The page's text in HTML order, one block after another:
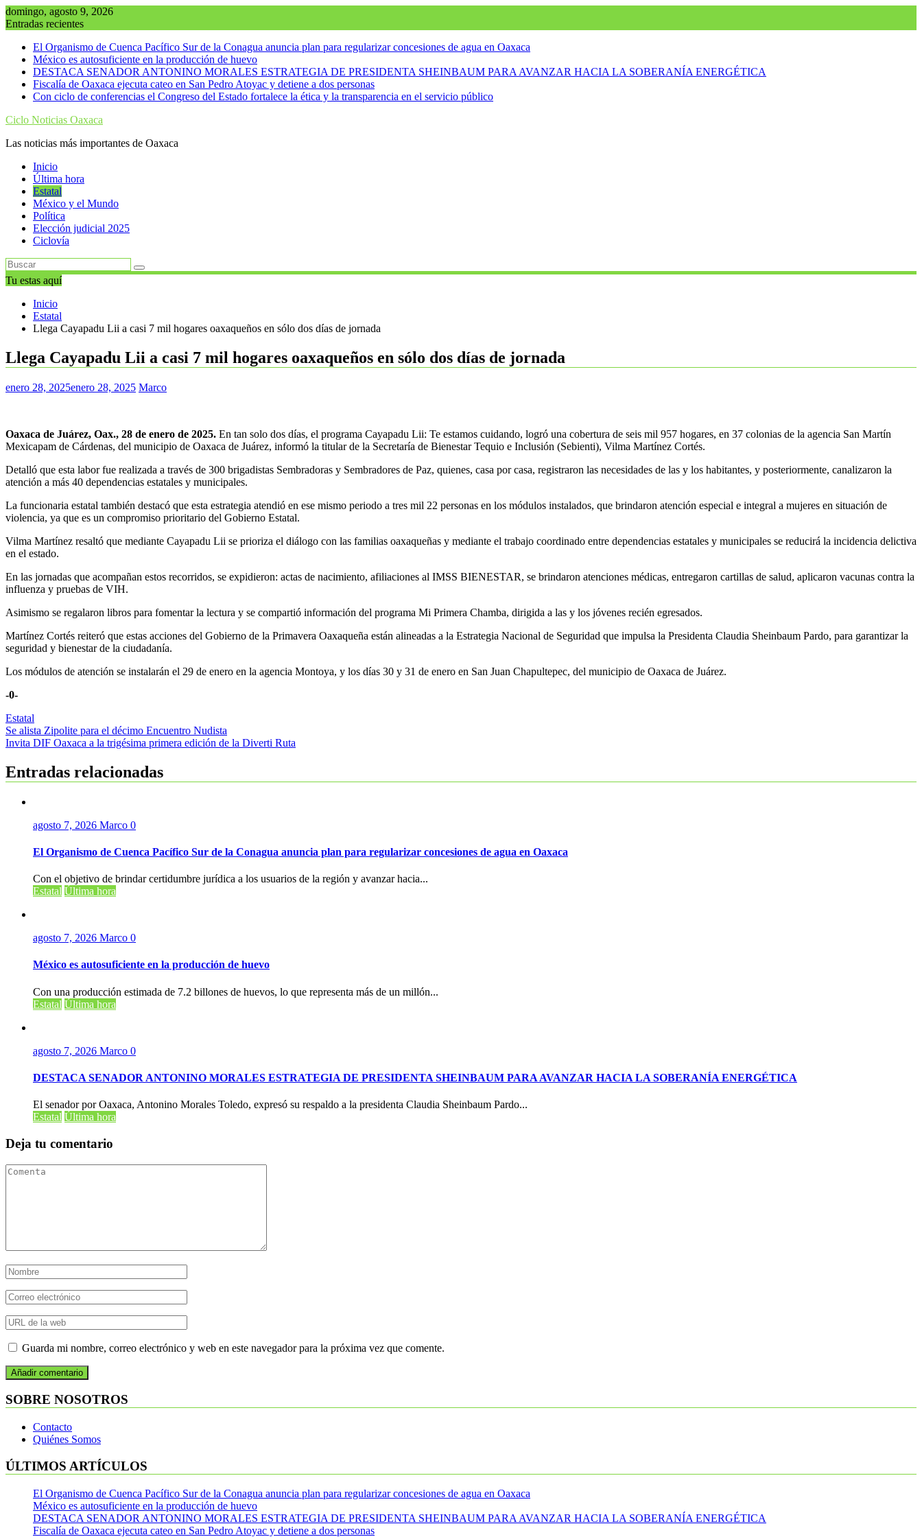
Saltar
al
domingo, agosto 9, 2026
Entradas recientes
El Organismo de Cuenca Pacífico Sur de la Conagua anuncia plan para regularizar concesiones de agua en Oaxaca
México es autosuficiente en la producción de huevo
DESTACA SENADOR ANTONINO MORALES ESTRATEGIA DE PRESIDENTA SHEINBAUM PARA AVANZAR HACIA LA SOBERANÍA ENERGÉTICA
Fiscalía de Oaxaca ejecuta cateo en San Pedro Atoyac y detiene a dos personas
Con ciclo de conferencias el Congreso del Estado fortalece la ética y la transparencia en el servicio público
Ciclo Noticias Oaxaca
Las noticias más importantes de Oaxaca
Inicio
Última hora
Estatal
México y el Mundo
Política
Elección judicial 2025
Ciclovía
Tu estas aquí
Inicio
Estatal
Llega Cayapadu Lii a casi 7 mil hogares oaxaqueños en sólo dos días de jornada
Llega Cayapadu Lii a casi 7 mil hogares oaxaqueños en sólo dos días de jornada
enero 28, 2025enero 28, 2025 Marco
Oaxaca de Juárez, Oax., 28 de enero de 2025. En tan solo dos días, el programa Cayapadu Lii: Te estamos cuidando, logró una cobertura de seis mil 957 hogares, en 37 colonias de la agencia San Martín
Mexicapam de Cárdenas, del municipio de Oaxaca de Juárez, informó la titular de la Secretaría de Bienestar Tequio e Inclusión (Sebienti), Vilma Martínez Cortés.
Detalló que esta labor fue realizada a través de 300 brigadistas Sembradoras y Sembradores de Paz, quienes, casa por casa, registraron las necesidades de las y los habitantes, y posteriormente, canalizaron la
atención a más 40 dependencias estatales y municipales.
La funcionaria estatal también destacó que esta estrategia atendió en ese mismo periodo a tres mil 22 personas en los módulos instalados, que brindaron atención especial e integral a mujeres en situación de
violencia, ya que es un compromiso prioritario del Gobierno Estatal.
Vilma Martínez resaltó que mediante Cayapadu Lii se prioriza el diálogo con las familias oaxaqueñas y mediante el trabajo coordinado entre dependencias estatales y municipales se reducirá la incidencia delictiva
en el estado.
En las jornadas que acompañan estos recorridos, se expidieron: actas de nacimiento, afiliaciones al IMSS BIENESTAR, se brindaron atenciones médicas, entregaron cartillas de salud, aplicaron vacunas contra la
influenza y pruebas de VIH.
Asimismo se regalaron libros para fomentar la lectura y se compartió información del programa Mi Primera Chamba, dirigida a las y los jóvenes recién egresados.
Martínez Cortés reiteró que estas acciones del Gobierno de la Primavera Oaxaqueña están alineadas a la Estrategia Nacional de Seguridad que impulsa la Presidenta Claudia Sheinbaum Pardo, para garantizar la
seguridad y bienestar de la ciudadanía.
Los módulos de atención se instalarán el 29 de enero en la agencia Montoya, y los días 30 y 31 de enero en San Juan Chapultepec, del municipio de Oaxaca de Juárez.
-0-
Estatal
Navegación
de
entradas
Se alista Zipolite para el décimo Encuentro Nudista
Invita DIF Oaxaca a la trigésima primera edición de la Diverti Ruta
Entradas relacionadas
agosto 7, 2026 Marco 0
El Organismo de Cuenca Pacífico Sur de la Conagua anuncia plan para regularizar concesiones de agua en Oaxaca
Con el objetivo de brindar certidumbre jurídica a los usuarios de la región y avanzar hacia...
Estatal Última hora
agosto 7, 2026 Marco 0
México es autosuficiente en la producción de huevo
Con una producción estimada de 7.2 billones de huevos, lo que representa más de un millón...
Estatal Última hora
agosto 7, 2026 Marco 0
DESTACA SENADOR ANTONINO MORALES ESTRATEGIA DE PRESIDENTA SHEINBAUM PARA AVANZAR HACIA LA SOBERANÍA ENERGÉTICA
El senador por Oaxaca, Antonino Morales Toledo, expresó su respaldo a la presidenta Claudia Sheinbaum Pardo...
Estatal Última hora
Deja tu comentario
Guarda mi nombre, correo electrónico y web en este navegador para la próxima vez que comente.
SOBRE NOSOTROS
Contacto
Quiénes Somos
ÚLTIMOS ARTÍCULOS
El Organismo de Cuenca Pacífico Sur de la Conagua anuncia plan para regularizar concesiones de agua en Oaxaca
México es autosuficiente en la producción de huevo
DESTACA SENADOR ANTONINO MORALES ESTRATEGIA DE PRESIDENTA SHEINBAUM PARA AVANZAR HACIA LA SOBERANÍA ENERGÉTICA
Fiscalía de Oaxaca ejecuta cateo en San Pedro Atoyac y detiene a dos personas